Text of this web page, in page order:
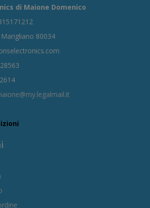
di Maione Domenico
80034